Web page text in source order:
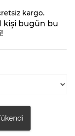
kargo.
kişi bugün bu